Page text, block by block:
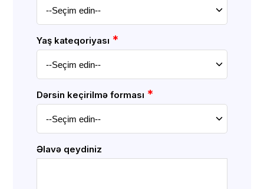
Yaş kateqoriyası *
Dərsin keçirilmə forması *
Əlavə qeydiniz